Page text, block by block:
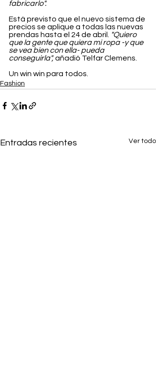
fabricarlo".
Está previsto que el nuevo sistema de
precios se aplique a todas las nuevas
prendas hasta el 24 de abril. "Quiero
que la gente que quiera mi ropa -y que
se vea bien con ella- pueda
conseguirla", añadió Telfar Clemens.
Un win win para todos.
Fashion
Entradas recientes Ver todo